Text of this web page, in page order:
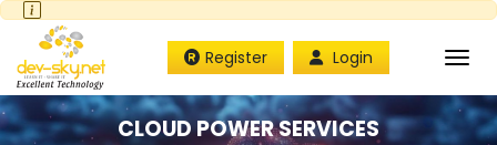
Register Login
CLOUD POWER SERVICES